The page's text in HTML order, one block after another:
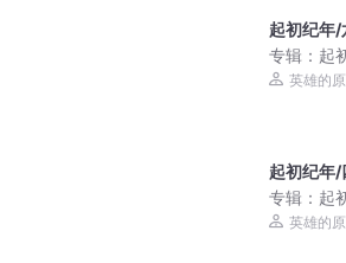
起初纪年/
专辑： 起
英雄的
起初纪年/
专辑： 起
英雄的